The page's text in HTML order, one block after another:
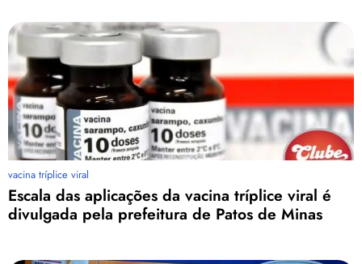
vacina tríplice viral
Escala das aplicações da vacina tríplice viral é
divulgada pela prefeitura de Patos de Minas